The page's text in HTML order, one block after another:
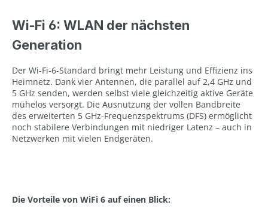
Wi-Fi 6: WLAN der nächsten
Generation
Der Wi-Fi-6-Standard bringt mehr Leistung und Effizienz ins
Heimnetz. Dank vier Antennen, die parallel auf 2,4 GHz und
5 GHz senden, werden selbst viele gleichzeitig aktive Geräte
mühelos versorgt. Die Ausnutzung der vollen Bandbreite
des erweiterten 5 GHz-Frequenzspektrums (DFS) ermöglicht
noch stabilere Verbindungen mit niedriger Latenz – auch in
Netzwerken mit vielen Endgeräten.
Die Vorteile von WiFi 6 auf einen Blick: